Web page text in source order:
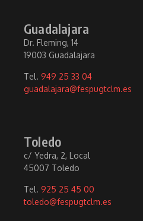
Guadalajara
Dr. Fleming, 14
19003 Guadalajara
Tel. 949 25 33 04
guadalajara@fespugtclm.es
Toledo
c/ Yedra, 2, Local
45007 Toledo
Tel. 925 25 45 00
toledo@fespugtclm.es